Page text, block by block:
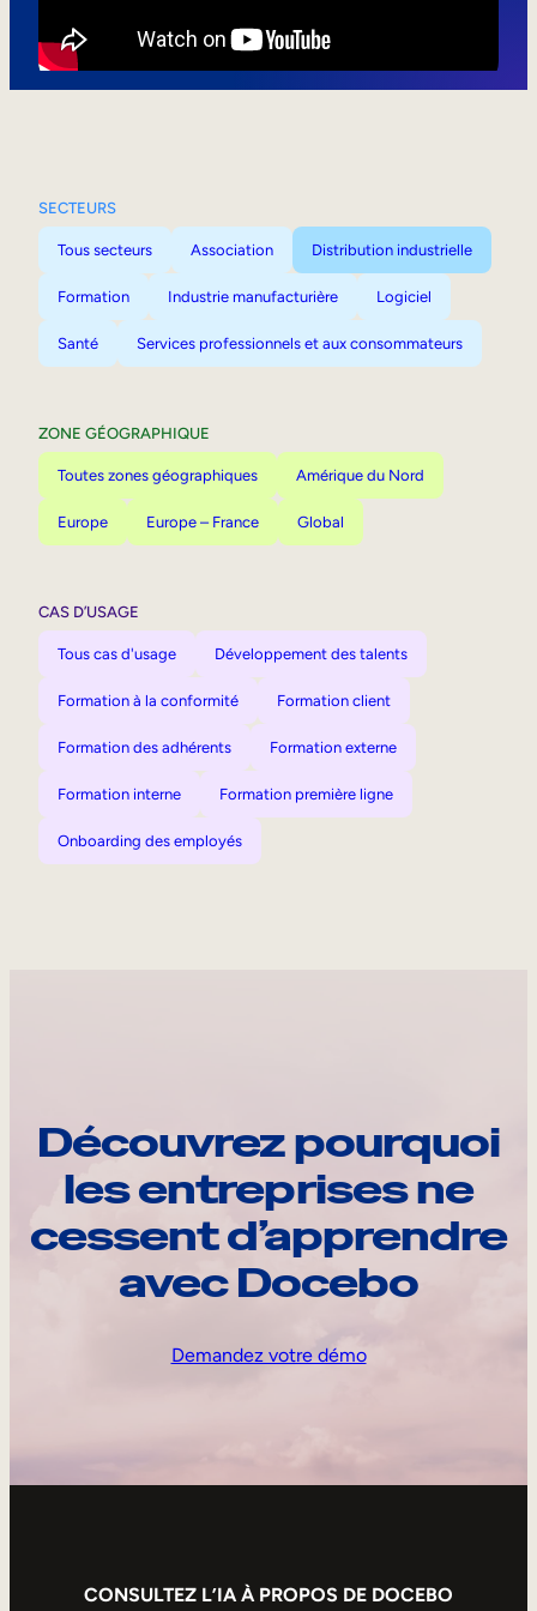
SECTEURS
Tous secteurs Association Distribution industrielle
Formation Industrie manufacturière Logiciel
Santé Services professionnels et aux consommateurs
ZONE GÉOGRAPHIQUE
Toutes zones géographiques Amérique du Nord
Europe Europe – France Global
CAS D’USAGE
Tous cas d'usage Développement des talents
Formation à la conformité Formation client
Formation des adhérents Formation externe
Formation interne Formation première ligne
Onboarding des employés
Découvrez pourquoi
les entreprises ne
cessent d’apprendre
avec Docebo
Demandez votre démo
CONSULTEZ L’IA À PROPOS DE DOCEBO